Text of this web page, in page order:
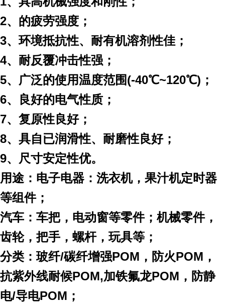
2、的疲劳强度；
3、环境抵抗性、耐有机溶剂性佳；
4、耐反覆冲击性强；
5、广泛的使用温度范围(-40℃~120℃) ；
6、良好的电气性质；
7、复原性良好；
8、具自已润滑性、耐磨性良好；
9、尺寸安定性优。
用途： 电子电器：洗衣机，果汁机定时器
等组件；
汽车：车把，电动窗等零件；机械零件，
齿轮，把手，螺杆，玩具等；
分类：玻纤/碳纤增强POM ，防火POM ，
抗紫外线耐候POM,加铁氟龙POM ，防静
电/导电POM ；